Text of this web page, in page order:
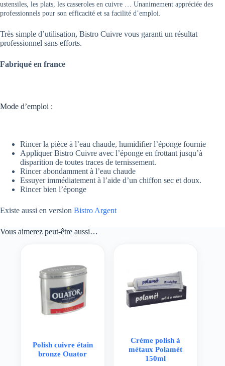
ustensiles, les plats, les casseroles en cuivre … Unanimement appréciée des
professionnels pour son efficacité et sa facilité d’emploi.
Très simple d’utilisation, Bistro Cuivre vous garanti un résultat
professionnel sans efforts.
Fabriqué en france
Mode d’emploi :
Rincer la pièce à l’eau chaude, humidifier l’éponge fournie
Appliquer Bistro Cuivre avec l’éponge en frottant jusqu’à
disparition de toutes traces de ternissement.
Rincer abondamment à l’eau chaude
Essuyer immédiatement à l’aide d’un chiffon sec et doux.
Rincer bien l’éponge
Existe aussi en version Bistro Argent
Vous aimerez peut-être aussi…
Polish cuivre étain
bronze Ouator
Créme polish à
métaux Polamét
150ml